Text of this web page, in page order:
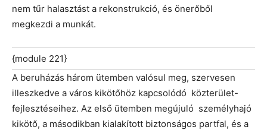
nem tűr halasztást a rekonstrukció, és önerőből
megkezdi a munkát.
{module 221}
A beruházás három ütemben valósul meg, szervesen
illeszkedve a város kikötőhöz kapcsolódó közterület-
fejlesztéseihez. Az első ütemben megújuló személyhajó
kikötő, a másodikban kialakított biztonságos partfal, és a